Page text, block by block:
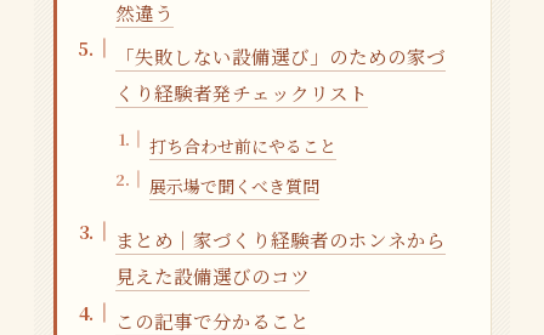
然違う
「失敗しない設備選び」のための家づ
くり経験者発チェックリスト
打ち合わせ前にやること
展示場で聞くべき質問
まとめ｜家づくり経験者のホンネから
見えた設備選びのコツ
この記事で分かること